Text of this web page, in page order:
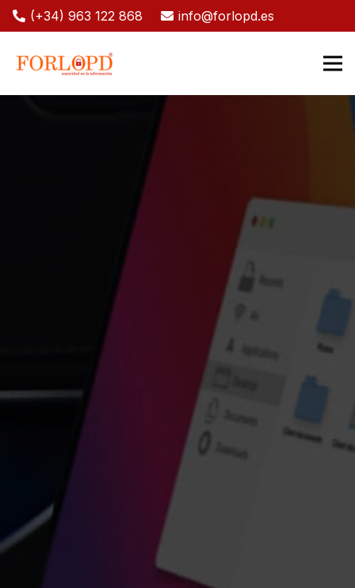
(+34) 963 122 868 info@forlopd.es